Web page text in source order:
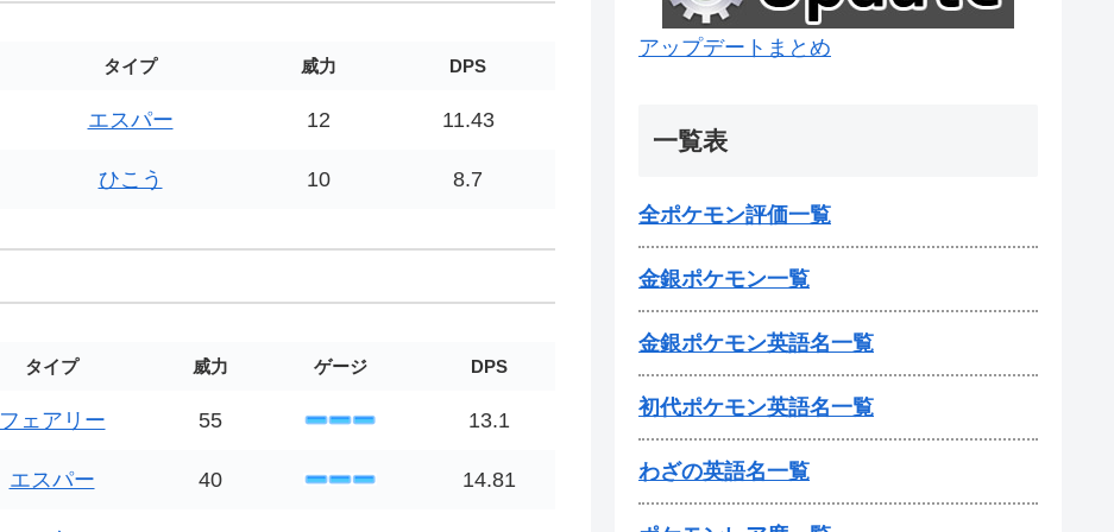
タイプ 威力 DPS
エスパー 12 11.43
ひこう 10 8.7
タイプ 威力 ゲージ DPS
フェアリー 55 13.1
エスパー 40 14.81
アップデートまとめ
一覧表
全ポケモン評価一覧
金銀ポケモン一覧
金銀ポケモン英語名一覧
初代ポケモン英語名一覧
わざの英語名一覧